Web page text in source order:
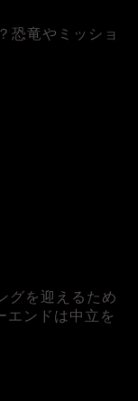
恐竜やミッショ
グを迎えるため
エンドは中立を